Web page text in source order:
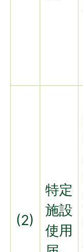
(2)
特定
施設
使用